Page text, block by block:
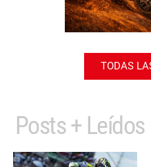
TODAS
Posts + Leídos